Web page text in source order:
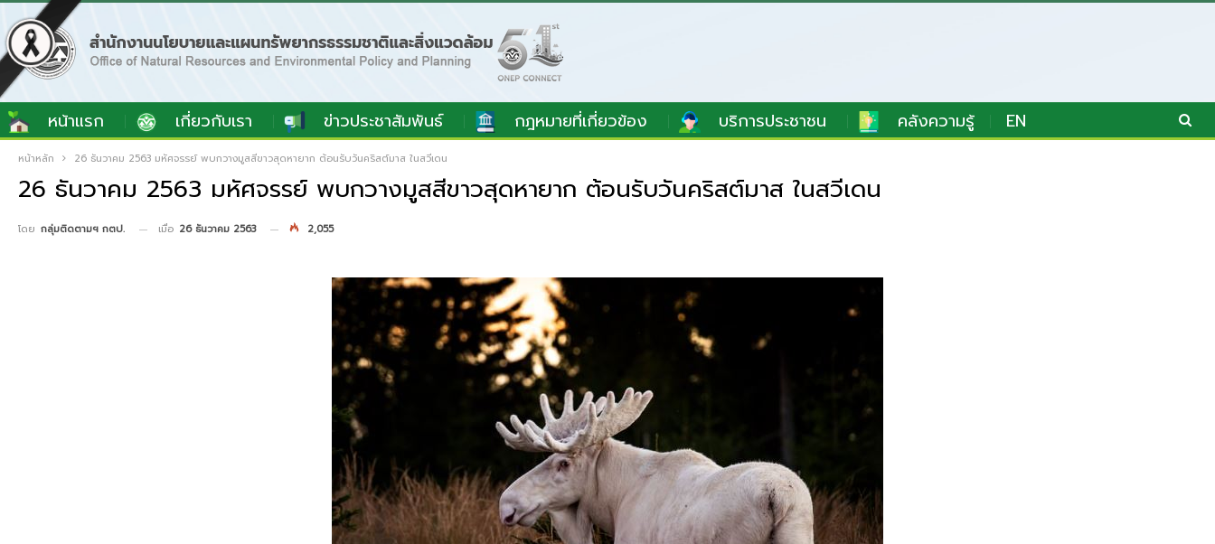
หน้าแรก เกี่ยวกับเรา ข่าวประชาสัมพันธ์ กฎหมายที่เกี่ยวข้อง บริการประชาชน คลังความรู้ EN
หน้าหลัก 26 ธันวาคม 2563 มหัศจรรย์ พบกวางมูสสีขาวสุดหายาก ต้อนรับวันคริสต์มาส ในสวีเดน
26 ธันวาคม 2563 มหัศจรรย์ พบกวางมูสสีขาวสุดหายาก ต้อนรับวันคริสต์มาส ในสวีเดน
โดย กลุ่มติดตามฯ กตป. เมื่อ 26 ธันวาคม 2563 2,055